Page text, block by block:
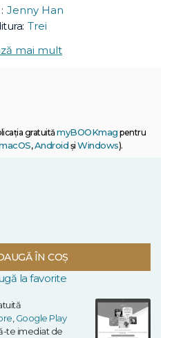
Jenny Han
Trei
mai mult
gratuitămyBOOKmag pentru
,Android și Windows).
ÎN COȘ
la favorite
,Google Play
te imediat de